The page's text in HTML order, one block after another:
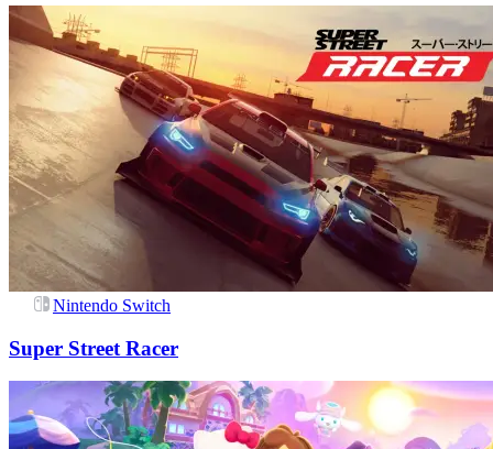
Nintendo Switch
Super Street Racer